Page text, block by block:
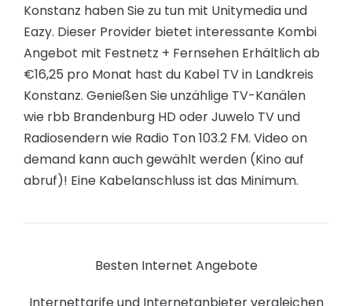
Konstanz haben Sie zu tun mit Unitymedia und
Eazy. Dieser Provider bietet interessante Kombi
Angebot mit Festnetz + Fernsehen Erhältlich ab
€16,25 pro Monat hast du Kabel TV in Landkreis
Konstanz. Genießen Sie unzählige TV-Kanälen
wie rbb Brandenburg HD oder Juwelo TV und
Radiosendern wie Radio Ton 103.2 FM. Video on
demand kann auch gewählt werden (Kino auf
abruf)! Eine Kabelanschluss ist das Minimum.
Besten Internet Angebote
Internettarife und Internetanbieter vergleichen